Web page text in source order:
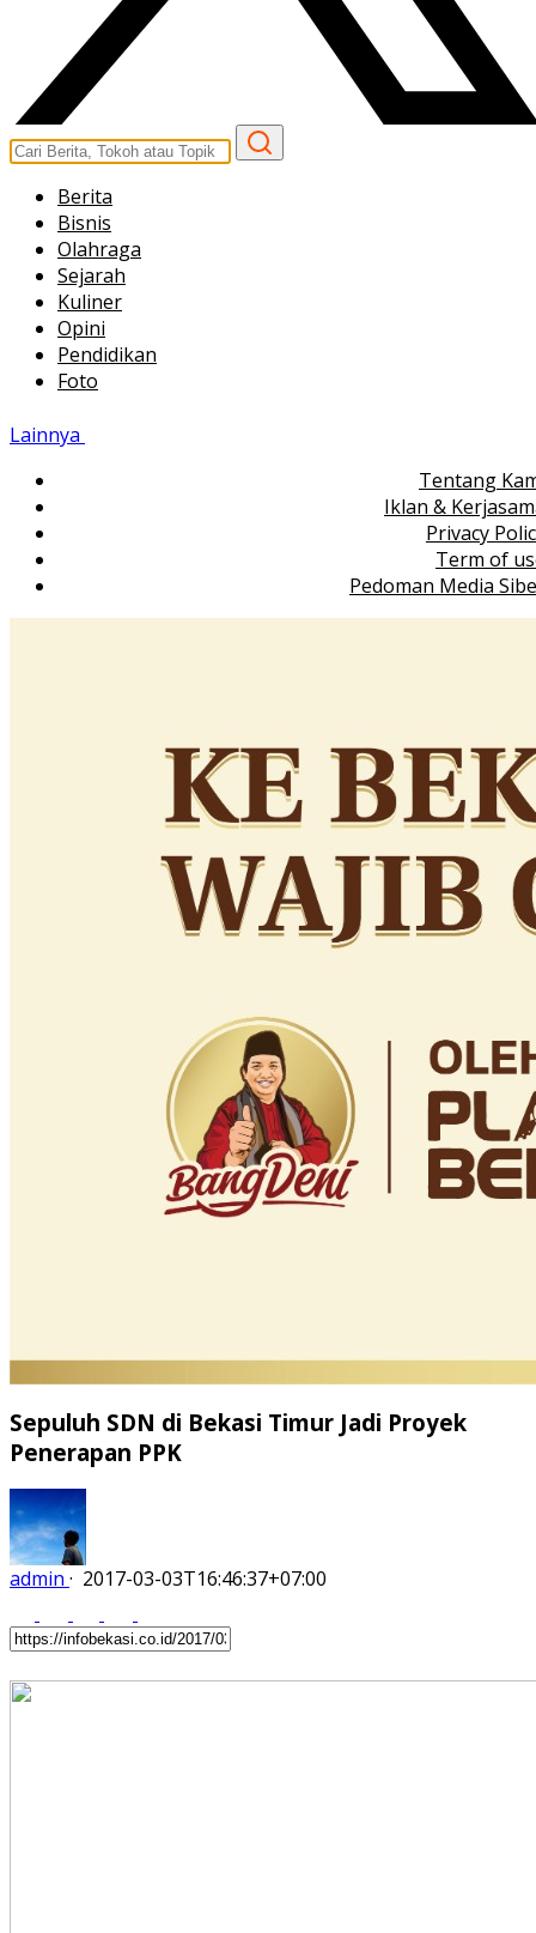
Berita
Bisnis
Olahraga
Sejarah
Kuliner
Opini
Pendidikan
Foto
Lainnya
Tentang
Iklan &
Privacy
Term of
Pedoman Media
Sepuluh SDN di Bekasi Timur Jadi Proyek
Penerapan PPK
admin · 2017-03-03T16:46:37+07:00